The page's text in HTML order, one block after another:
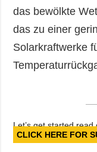
das bewölkte
das zu einer
Solarkraftwerke
Let’s get started
CLICK HERE FOR